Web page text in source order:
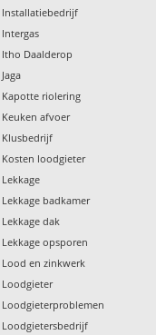
Installatiebedrijf
Intergas
Itho Daalderop
Jaga
Kapotte riolering
Keuken afvoer
Klusbedrijf
Kosten loodgieter
Lekkage
Lekkage badkamer
Lekkage dak
Lekkage opsporen
Lood en zinkwerk
Loodgieter
Loodgieterproblemen
Loodgietersbedrijf